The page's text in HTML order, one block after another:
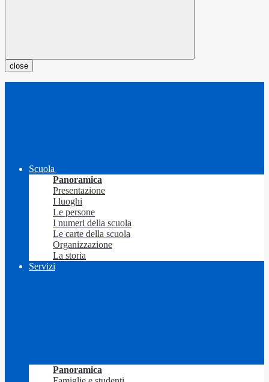
close
Scuola
Panoramica
Presentazione
I luoghi
Le persone
I numeri della scuola
Le carte della scuola
Organizzazione
La storia
Servizi
Panoramica